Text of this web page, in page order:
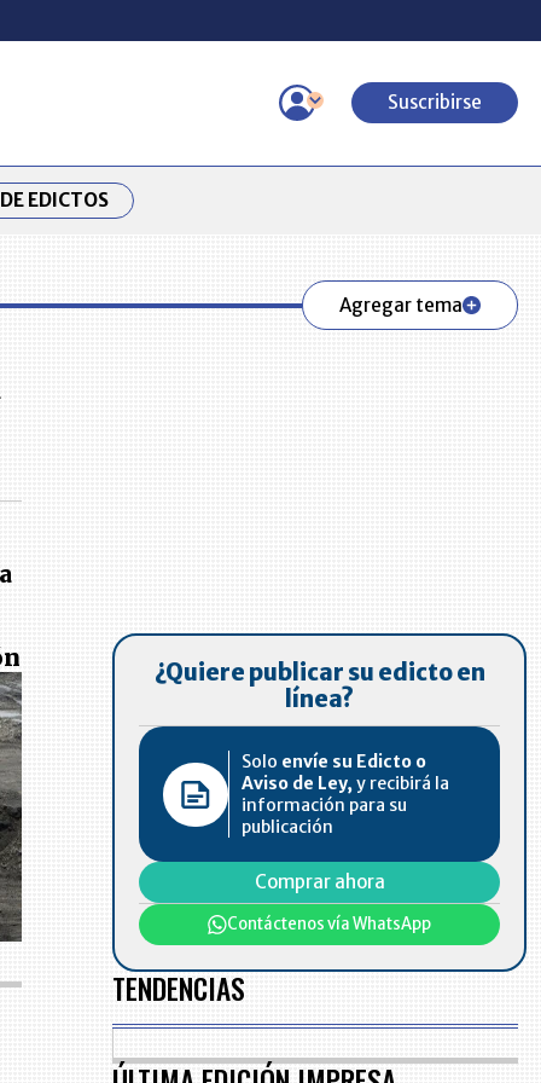
Suscribirse
EDICTOS
Agregar tema
¿Quiere publicar su edicto en
línea?
Solo envíe su Edicto o
Aviso de Ley, y recibirá la
información para su
publicación
Comprar ahora
Contáctenos vía WhatsApp
TENDENCIAS